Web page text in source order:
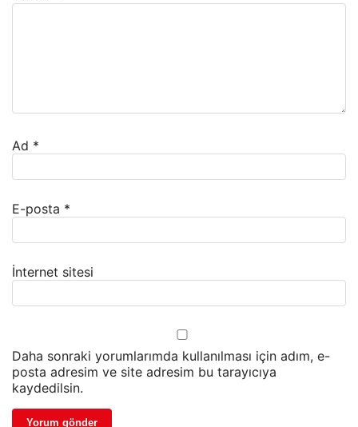
Ad *
E-posta *
İnternet sitesi
Daha sonraki yorumlarımda kullanılması için adım, e-
posta adresim ve site adresim bu tarayıcıya
kaydedilsin.